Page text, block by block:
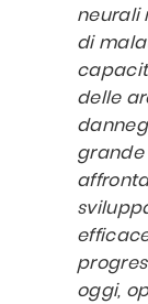
neurali
di
delle
oggi,